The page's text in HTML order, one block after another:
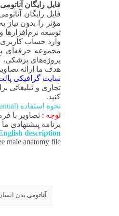
فایل رایگان
فایل رایگان
مؤثر را بدون
توسعه
وارد حساب کاربری
مجموعه حرفه‌ای
پروژه‌های پزشکی،
هدف ما ارائه
سایت گرافیکی
تجاری و تبلیغاتی
کنید.
نحوه استفاده (user manual):
توجه :
برنامه پیشنهادی
description:
male anatomy file
آناتومی بدن